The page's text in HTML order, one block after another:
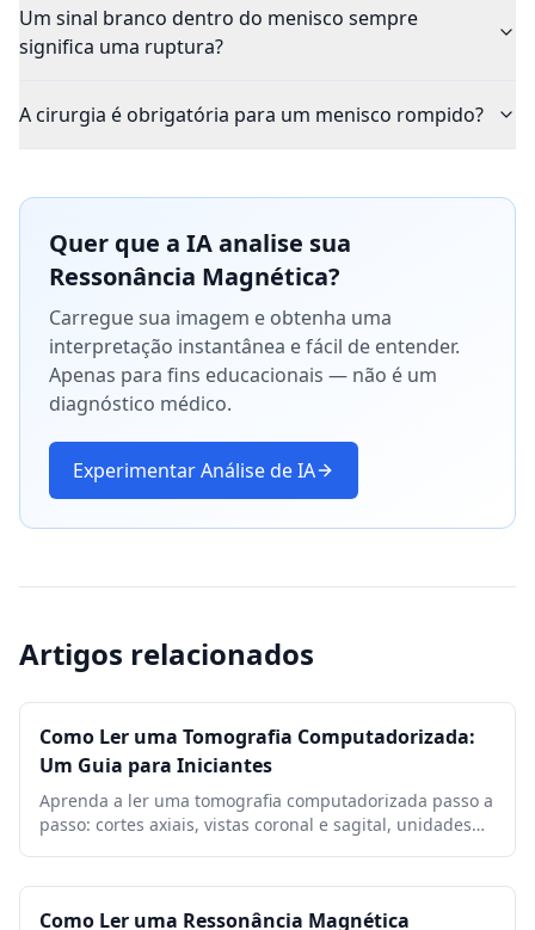
Um sinal branco dentro do menisco sempre
significa uma ruptura?
A cirurgia é obrigatória para um menisco rompido?
Quer que a IA analise sua
Ressonância Magnética?
Carregue sua imagem e obtenha uma
interpretação instantânea e fácil de entender.
Apenas para fins educacionais — não é um
diagnóstico médico.
Experimentar Análise de IA
Artigos relacionados
Como Ler uma Tomografia Computadorizada:
Um Guia para Iniciantes
Aprenda a ler uma tomografia computadorizada passo a
passo: cortes axiais, vistas coronal e sagital, unidades
Como Ler uma Ressonância Magnética